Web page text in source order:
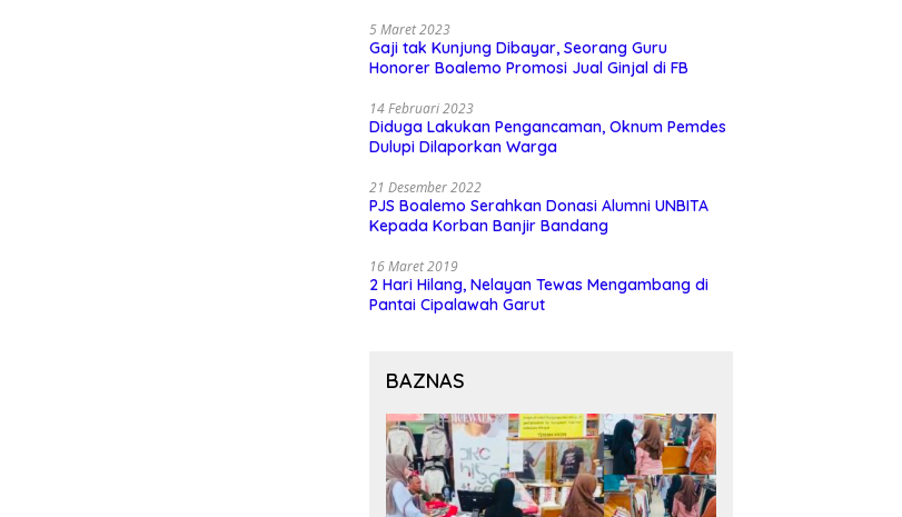
5 Maret 2023
Gaji tak Kunjung Dibayar, Seorang Guru
Honorer Boalemo Promosi Jual Ginjal di FB
14 Februari 2023
Diduga Lakukan Pengancaman, Oknum Pemdes
Dulupi Dilaporkan Warga
21 Desember 2022
PJS Boalemo Serahkan Donasi Alumni UNBITA
Kepada Korban Banjir Bandang
16 Maret 2019
2 Hari Hilang, Nelayan Tewas Mengambang di
Pantai Cipalawah Garut
BAZNAS